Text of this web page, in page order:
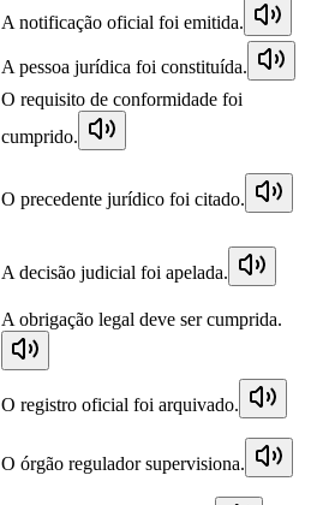
A notificação oficial foi emitida.
A pessoa jurídica foi constituída.
O requisito de conformidade foi
cumprido.
O precedente jurídico foi citado.
A decisão judicial foi apelada.
A obrigação legal deve ser cumprida.
O registro oficial foi arquivado.
O órgão regulador supervisiona.